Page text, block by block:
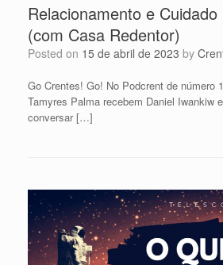
Relacionamento e
(com Casa Redentor)
Posted on 15 de abril de 2023 by
Go Crentes! Go! No Podcrent de número
Tamyres Palma recebem Daniel Iwankiw
conversar […]